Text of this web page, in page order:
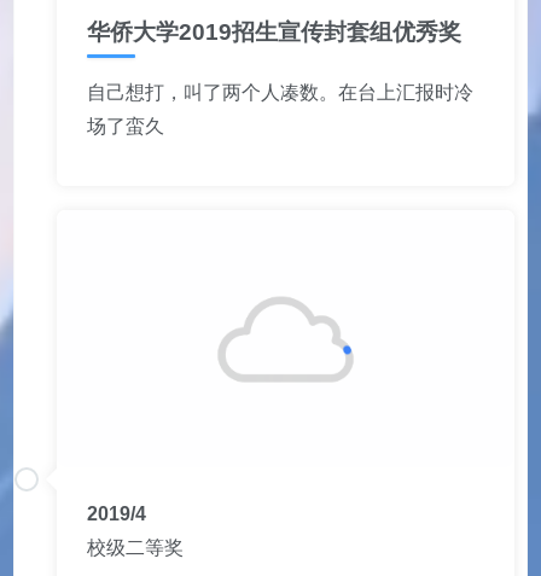
华侨大学2019招生宣传封套组优秀奖
自己想打，叫了两个人凑数。在台上汇报时冷
场了蛮久
2019/4
校级二等奖